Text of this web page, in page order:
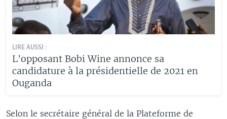
LIRE AUSSI :
L'opposant Bobi Wine annonce sa
candidature à la présidentielle de 2021 en
Ouganda
Selon le secrétaire général de la Plateforme de